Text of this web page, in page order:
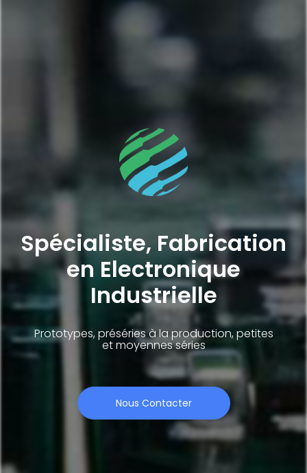
Spécialiste, Fabrication
en Electronique
Industrielle
Prototypes, préséries à la production, petites
et moyennes séries
Nous Contacter